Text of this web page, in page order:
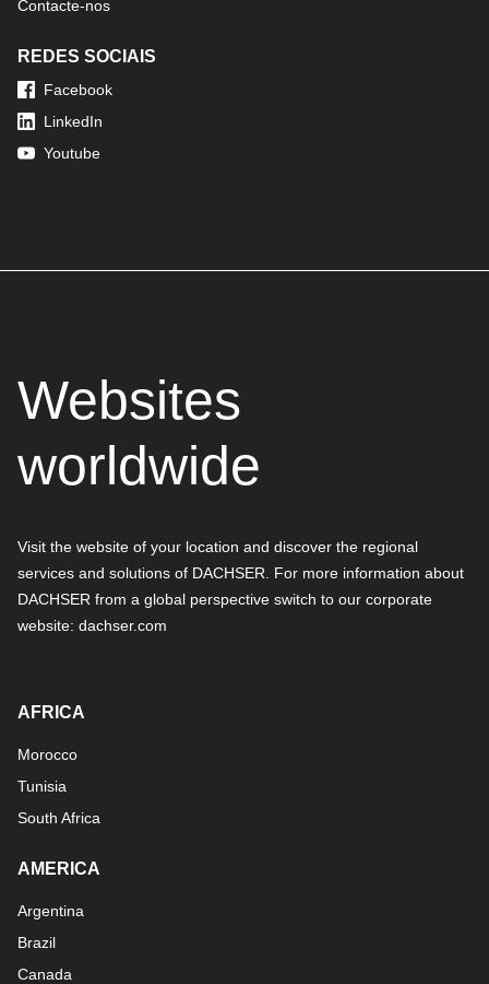
Contacte-nos
REDES SOCIAIS
Facebook
LinkedIn
Youtube
Websites
worldwide
Visit the website of your location and discover the regional
services and solutions of DACHSER. For more information about
DACHSER from a global perspective switch to our corporate
website: dachser.com
AFRICA
Morocco
Tunisia
South Africa
AMERICA
Argentina
Brazil
Canada